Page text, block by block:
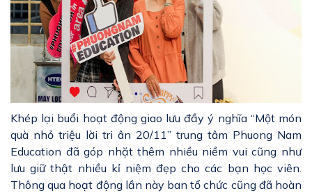
Khép lại buổi hoạt động giao lưu đầy ý nghĩa “Một món
quà nhỏ triệu lời tri ân 20/11” trung tâm Phuong Nam
Education đã góp nhặt thêm nhiều niềm vui cũng như
lưu giữ thật nhiều kỉ niệm đẹp cho các bạn học viên.
Thông qua hoạt động lần này ban tổ chức cũng đã hoàn